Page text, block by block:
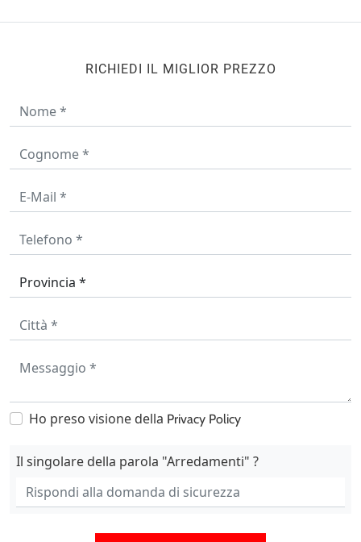
RICHIEDI IL MIGLIOR PREZZO
Ho preso visione della Privacy Policy
Il singolare della parola "Arredamenti" ?